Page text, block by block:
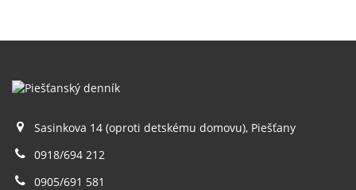
Sasinkova 14 (oproti detskému domovu), Piešťany
0918/694 212
0905/691 581